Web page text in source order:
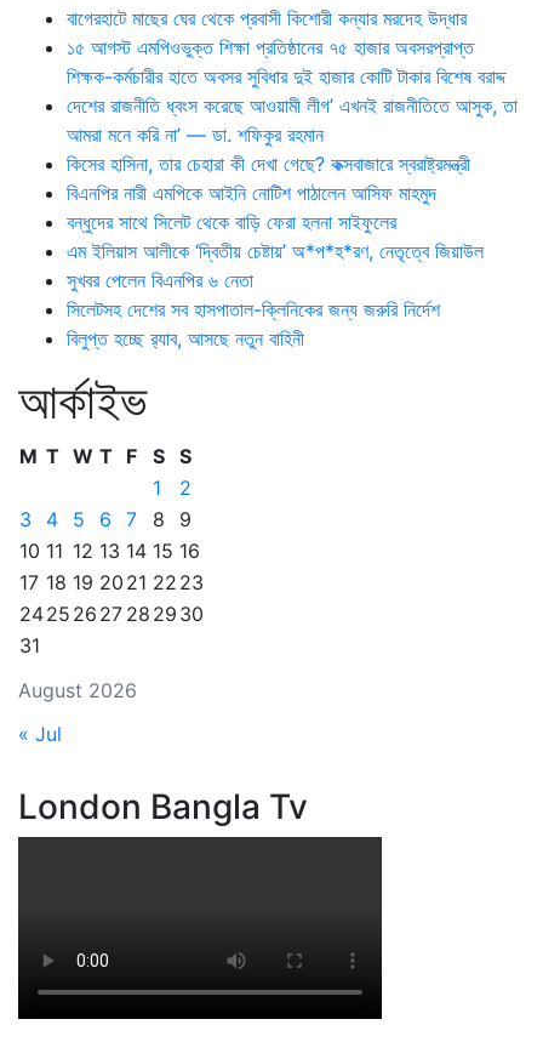
বাগেরহাটে মাছের ঘের থেকে প্রবাসী কিশোরী কন্যার মরদেহ উদ্ধার
১৫ আগস্ট এমপিওভুক্ত শিক্ষা প্রতিষ্ঠানের ৭৫ হাজার অবসরপ্রাপ্ত
শিক্ষক-কর্মচারীর হাতে অবসর সুবিধার দুই হাজার কোটি টাকার বিশেষ বরাদ্দ
দেশের রাজনীতি ধ্বংস করেছে আওয়ামী লীগ’ এখনই রাজনীতিতে আসুক, তা
আমরা মনে করি না’ — ডা. শফিকুর রহমান
কিসের হাসিনা, তার চেহারা কী দেখা গেছে? কক্সবাজারে স্বরাষ্ট্রমন্ত্রী
বিএনপির নারী এমপিকে আইনি নোটিশ পাঠালেন আসিফ মাহমুদ
বন্ধুদের সাথে সিলেট থেকে বাড়ি ফেরা হলনা সাইফুলের
এম ইলিয়াস আলীকে ‘দ্বিতীয় চেষ্টায়’ অ*প*হ*রণ, নেতৃত্বে জিয়াউল
সুখবর পেলেন বিএনপির ৬ নেতা
সিলেটসহ দেশের সব হাসপাতাল-ক্লিনিকের জন্য জরুরি নির্দেশ
বিলুপ্ত হচ্ছে র‍্যাব, আসছে নতুন বাহিনী
আর্কাইভ
August 2026
M T W T F S S
1
2
3
4 5 6 7 8
9
10 11 12 13 14 15 16
17 18 19 20 21 22 23
2425 26 27 28 29 30
31
« Jul
London Bangla Tv